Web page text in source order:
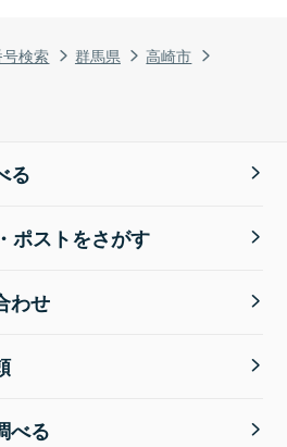
検索 群馬県
高崎市
る
ポストをさがす
わせ
べる